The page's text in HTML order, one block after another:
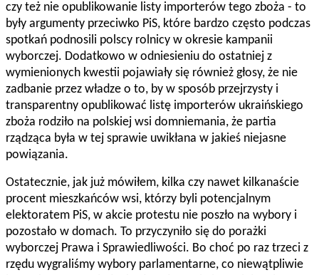
czy też nie opublikowanie listy importerów tego zboża - to
były argumenty przeciwko PiS, które bardzo często podczas
spotkań podnosili polscy rolnicy w okresie kampanii
wyborczej. Dodatkowo w odniesieniu do ostatniej z
wymienionych kwestii pojawiały się również głosy, że nie
zadbanie przez władze o to, by w sposób przejrzysty i
transparentny opublikować listę importerów ukraińskiego
zboża rodziło na polskiej wsi domniemania, że partia
rządząca była w tej sprawie uwikłana w jakieś niejasne
powiązania.
Ostatecznie, jak już mówiłem, kilka czy nawet kilkanaście
procent mieszkańców wsi, którzy byli potencjalnym
elektoratem PiS, w akcie protestu nie poszło na wybory i
pozostało w domach. To przyczyniło się do porażki
wyborczej Prawa i Sprawiedliwości. Bo choć po raz trzeci z
rzędu wygraliśmy wybory parlamentarne, co niewątpliwie